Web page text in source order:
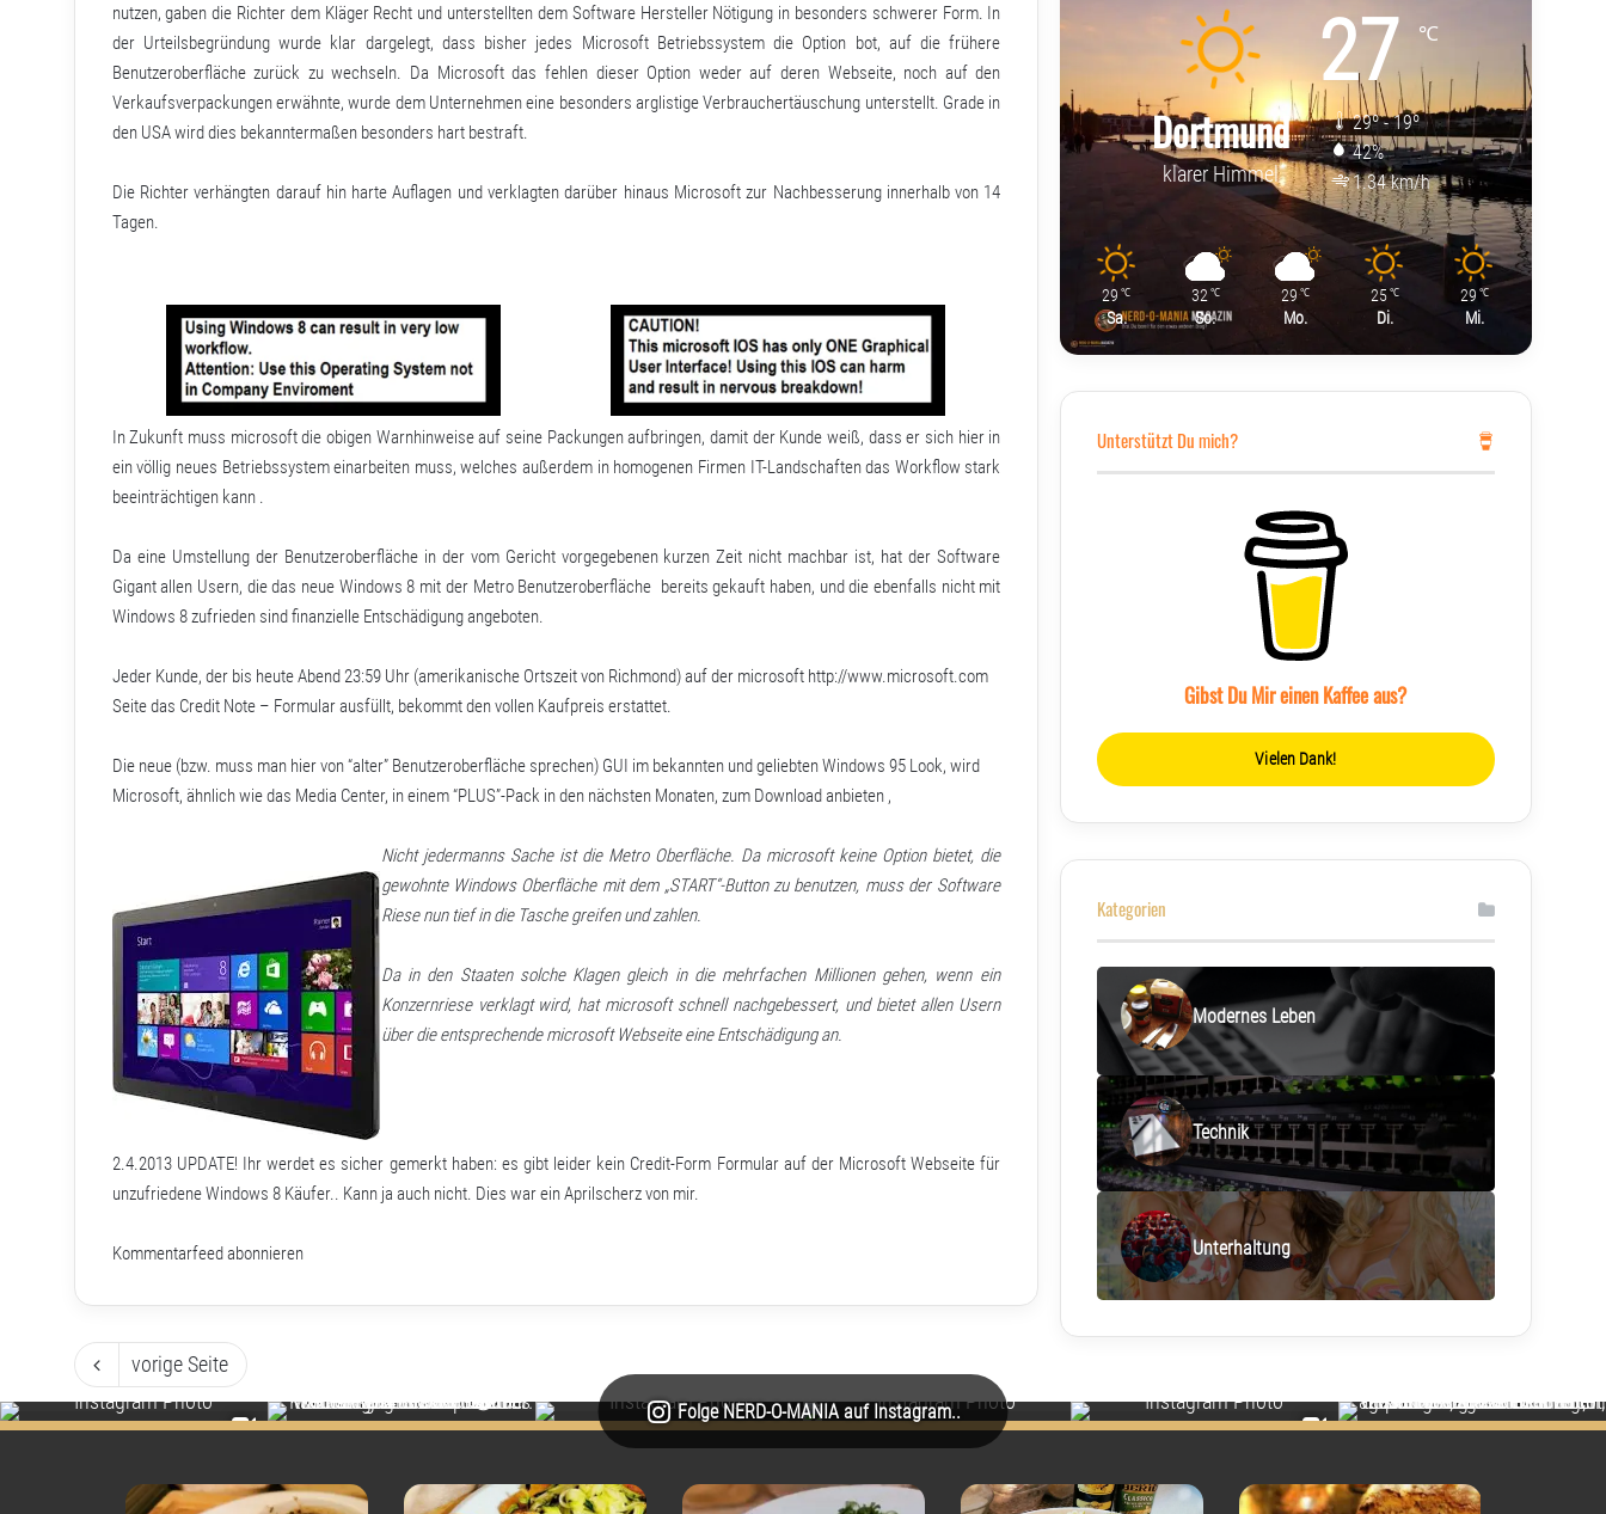
nutzen, gaben die Richter dem Kläger Recht und unterstellten dem Software Hersteller Nötigung in besonders schwerer Form. In
der Urteilsbegründung wurde klar dargelegt, dass bisher jedes Microsoft Betriebssystem die Option bot, auf die frühere
Benutzeroberfläche zurück zu wechseln. Da Microsoft das fehlen dieser Option weder auf deren Webseite, noch auf den
Verkaufsverpackungen erwähnte, wurde dem Unternehmen eine besonders arglistige Verbrauchertäuschung unterstellt. Grade in
den USA wird dies bekanntermaßen besonders hart bestraft.
Die Richter verhängten darauf hin harte Auflagen und verklagten darüber hinaus Microsoft zur Nachbesserung innerhalb von 14
Tagen.
In Zukunft muss microsoft die obigen Warnhinweise auf seine Packungen aufbringen, damit der Kunde weiß, dass er sich hier in
ein völlig neues Betriebssystem einarbeiten muss, welches außerdem in homogenen Firmen IT-Landschaften das Workflow stark
beeinträchtigen kann .
Da eine Umstellung der Benutzeroberfläche in der vom Gericht vorgegebenen kurzen Zeit nicht machbar ist, hat der Software
Gigant allen Usern, die das neue Windows 8 mit der Metro Benutzeroberfläche bereits gekauft haben, und die ebenfalls nicht mit
Windows 8 zufrieden sind finanzielle Entschädigung angeboten.
Jeder Kunde, der bis heute Abend 23:59 Uhr (amerikanische Ortszeit von Richmond) auf der microsoft http://www.microsoft.com
Seite das Credit Note – Formular ausfüllt, bekommt den vollen Kaufpreis erstattet.
Die neue (bzw. muss man hier von “alter” Benutzeroberfläche sprechen) GUI im bekannten und geliebten Windows 95 Look, wird
Microsoft, ähnlich wie das Media Center, in einem “PLUS”-Pack in den nächsten Monaten, zum Download anbieten ,
Nicht jedermanns Sache ist die Metro Oberfläche. Da microsoft keine Option bietet, die
gewohnte Windows Oberfläche mit dem „START“-Button zu benutzen, muss der Software
Riese nun tief in die Tasche greifen und zahlen.
Da in den Staaten solche Klagen gleich in die mehrfachen Millionen gehen, wenn ein
Konzernriese verklagt wird, hat microsoft schnell nachgebessert, und bietet allen Usern
über die entsprechende microsoft Webseite eine Entschädigung an.
2.4.2013 UPDATE! Ihr werdet es sicher gemerkt haben: es gibt leider kein Credit-Form Formular auf der Microsoft Webseite für
unzufriedene Windows 8 Käufer.. Kann ja auch nicht. Dies war ein Aprilscherz von mir.
Kommentarfeed abonnieren
vorige Seite
Dortmund
klarer Himmel
27 ℃
29º - 19º
42%
1.34 km/h
29 ℃
Sa.
32 ℃
So.
29 ℃
Mo.
25 ℃
Di.
29 ℃
Mi.
Unterstützt Du mich?
Gibst Du Mir einen Kaffee aus?
Vielen Dank!
Kategorien
Modernes Leben
Technik
Unterhaltung
Folge NERD-O-MANIA auf Instagram..